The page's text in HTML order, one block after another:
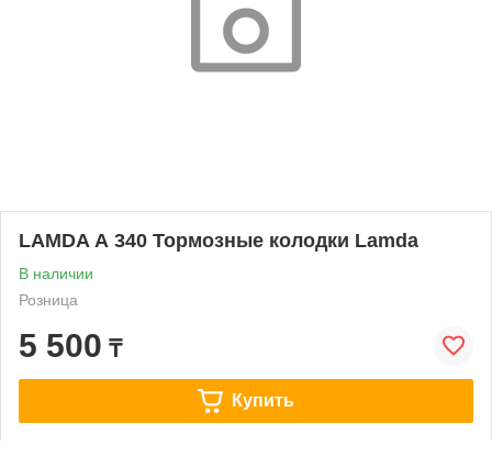
LAMDA А 340 Тормозные колодки Lamda
В наличии
Розница
5 500 ₸
Купить